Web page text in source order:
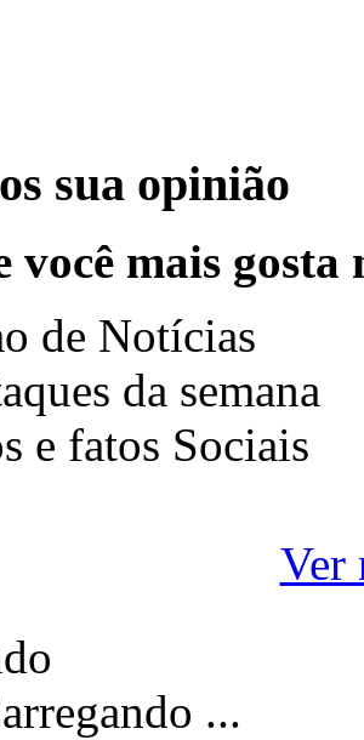
sua opinião
você mais
de Notícias
da semana
e fatos Sociais
Ver
...